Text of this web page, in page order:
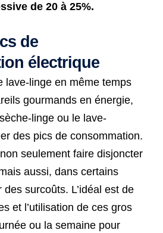
de 20 à 25%.
de
électrique
lave-linge en même temps
gourmands en énergie,
linge ou le lave-
des pics de consommation.
seulement faire disjoncter
aussi, dans certains
surcoûts. L’idéal est de
et l’utilisation de ces gros
ou la semaine pour